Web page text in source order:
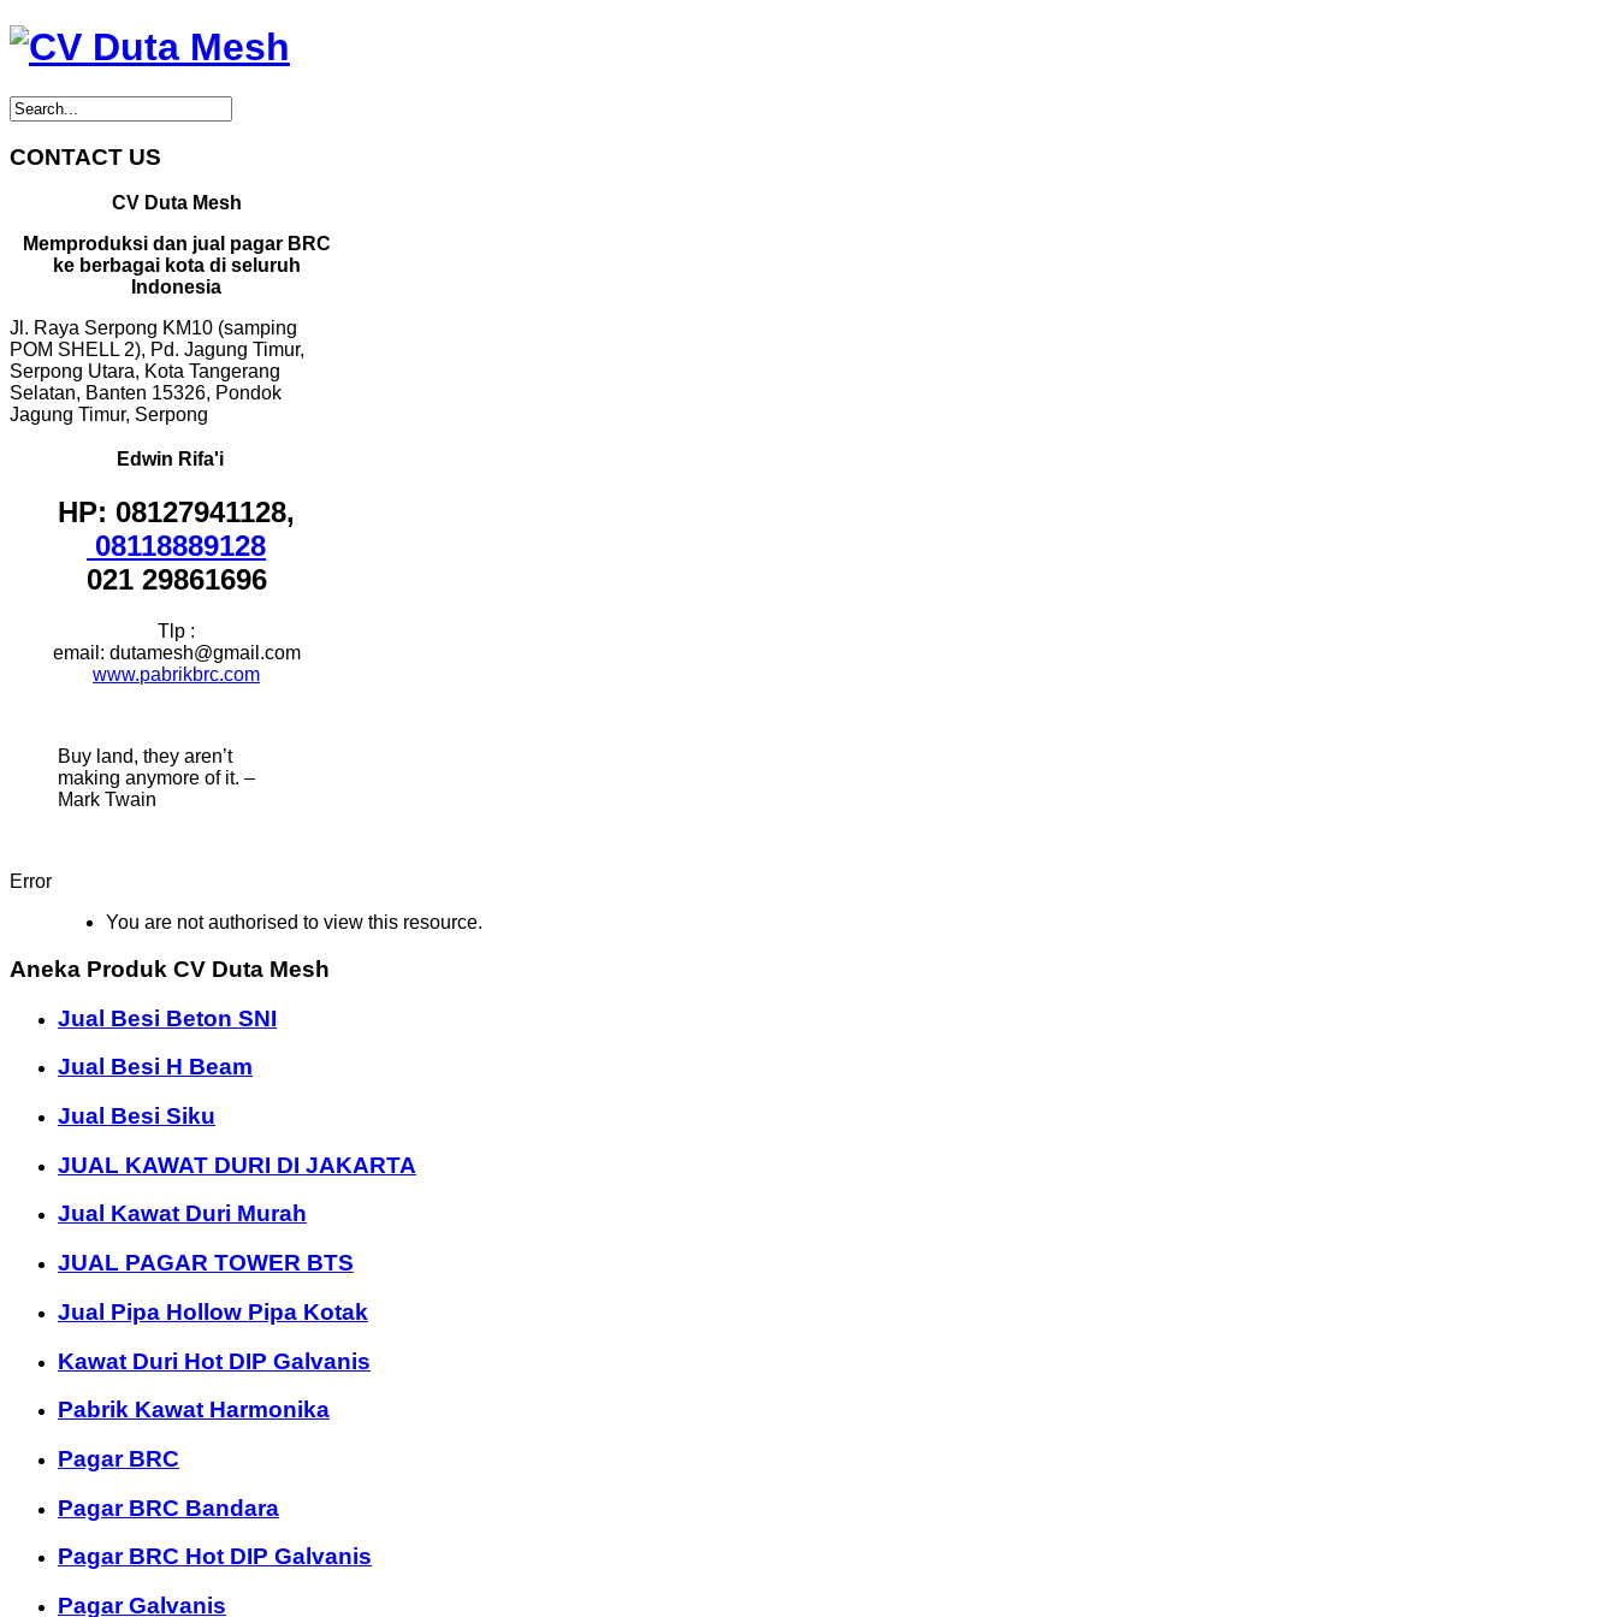
CONTACT US
CV Duta Mesh
Memproduksi dan jual pagar BRC
ke berbagai kota di seluruh
Indonesia
Jl. Raya Serpong KM10 (samping
POM SHELL 2), Pd. Jagung Timur,
Serpong Utara, Kota Tangerang
Selatan, Banten 15326, Pondok
Jagung Timur, Serpong
Edwin Rifa'i
HP: 08127941128,
08118889128
021 29861696
Tlp :
email: dutamesh@gmail.com
www.pabrikbrc.com
Buy land, they aren’t
making anymore of it. –
Mark Twain
Error
You are not authorised to view this resource.
Aneka Produk CV Duta Mesh
Jual Besi Beton SNI
Jual Besi H Beam
Jual Besi Siku
JUAL KAWAT DURI DI JAKARTA
Jual Kawat Duri Murah
JUAL PAGAR TOWER BTS
Jual Pipa Hollow Pipa Kotak
Kawat Duri Hot DIP Galvanis
Pabrik Kawat Harmonika
Pagar BRC
Pagar BRC Bandara
Pagar BRC Hot DIP Galvanis
Pagar Galvanis